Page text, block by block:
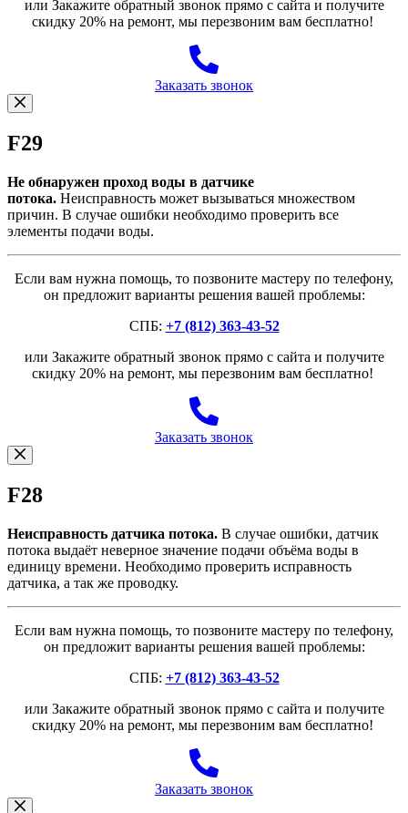
или Закажите обратный звонок прямо с сайта и получите
скидку 20% на ремонт, мы перезвоним вам бесплатно!
Заказать звонок
F29
Не обнаружен проход воды в датчике
потока. Неисправность может вызываться множеством
причин. В случае ошибки необходимо проверить все
элементы подачи воды.
Если вам нужна помощь, то позвоните мастеру по телефону,
он предложит варианты решения вашей проблемы:
СПБ: +7 (812) 363-43-52
или Закажите обратный звонок прямо с сайта и получите
скидку 20% на ремонт, мы перезвоним вам бесплатно!
Заказать звонок
F28
Неисправность датчика потока. В случае ошибки, датчик
потока выдаёт неверное значение подачи объёма воды в
единицу времени. Необходимо проверить исправность
датчика, а так же проводку.
Если вам нужна помощь, то позвоните мастеру по телефону,
он предложит варианты решения вашей проблемы:
СПБ: +7 (812) 363-43-52
или Закажите обратный звонок прямо с сайта и получите
скидку 20% на ремонт, мы перезвоним вам бесплатно!
Заказать звонок